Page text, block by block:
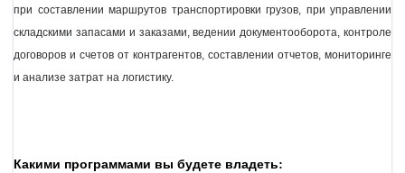
при составлении маршрутов транспортировки грузов, при управлении
складскими запасами и заказами, ведении документооборота, контроле
договоров и счетов от контрагентов, составлении отчетов, мониторинге
и анализе затрат на логистику.
Какими программами вы будете владеть: